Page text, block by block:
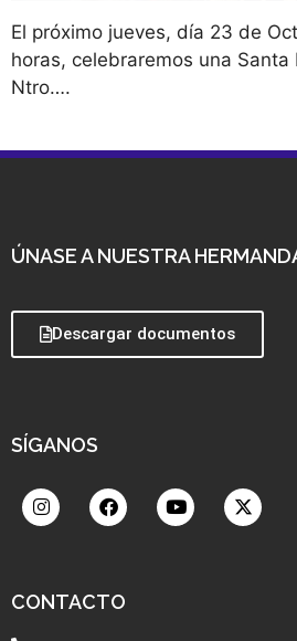
El próximo jueves, día 23 de
horas, celebraremos una Santa
Ntro….
ÚNASE A NUESTRA
Descargar documentos
SÍGANOS
CONTACTO